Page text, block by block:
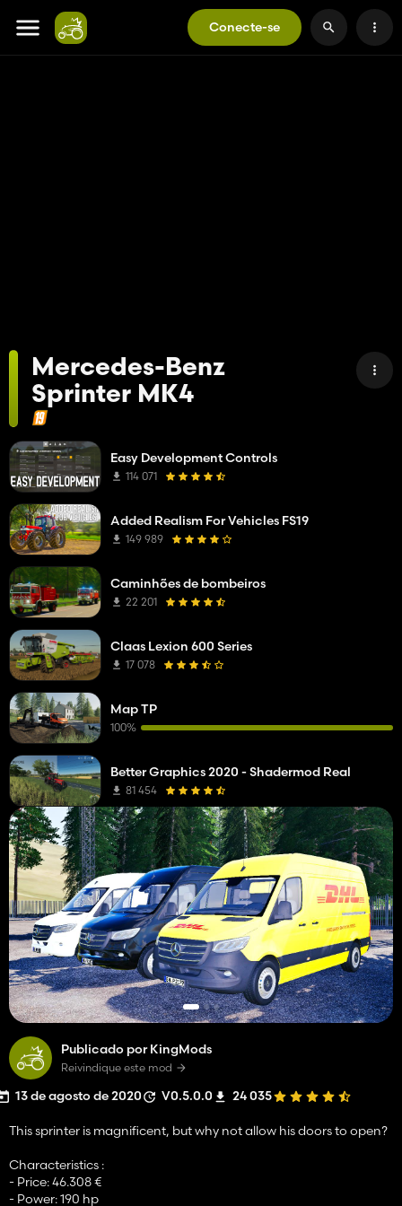
Conecte-se
Mercedes-Benz
Sprinter MK4
Publicado por KingMods
Reivindique este mod
13 de agosto de 2020 V0.5.0.0 24 035
This sprinter is magnificent, but why not allow his doors to open?
Characteristics :
- Price: 46.308 €
- Power: 190 hp
Easy Development Controls
114 071
Added Realism For Vehicles FS19
149 989
Caminhões de bombeiros
22 201
Claas Lexion 600 Series
17 078
Map TP
100%
Better Graphics 2020 - Shadermod Real
81 454